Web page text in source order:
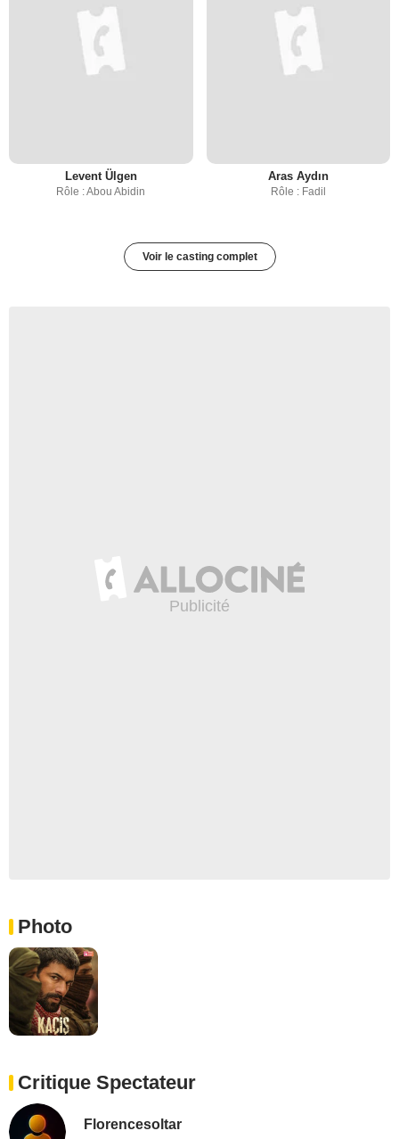
Levent Ülgen
Rôle : Abou Abidin
Aras Aydın
Rôle : Fadil
Voir le casting complet
Photo
Critique Spectateur
Florencesoltar